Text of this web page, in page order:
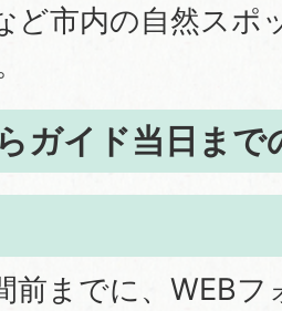
ど市内の自然スポ
ガイド当日まで
前までに、WEB